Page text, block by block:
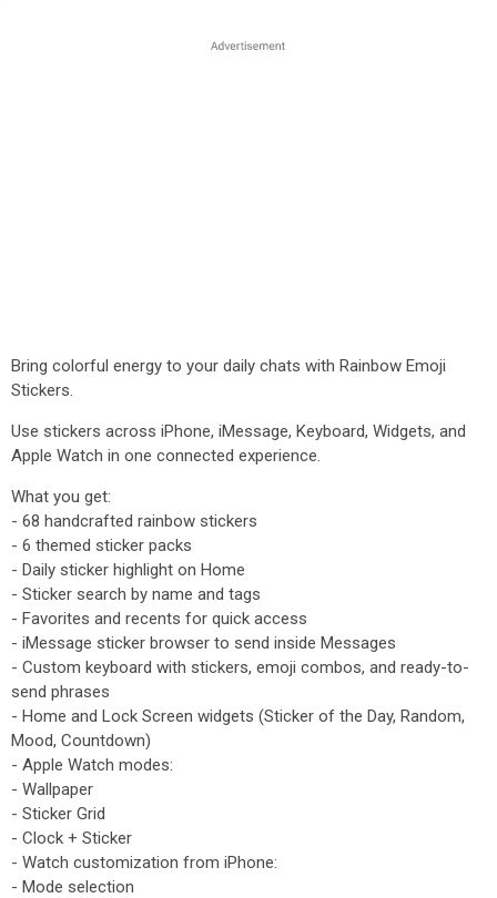
Bring colorful energy to your daily chats with Rainbow Emoji
Stickers.
Use stickers across iPhone, iMessage, Keyboard, Widgets, and
Apple Watch in one connected experience.
What you get:
- 68 handcrafted rainbow stickers
- 6 themed sticker packs
- Daily sticker highlight on Home
- Sticker search by name and tags
- Favorites and recents for quick access
- iMessage sticker browser to send inside Messages
- Custom keyboard with stickers, emoji combos, and ready-to-
send phrases
- Home and Lock Screen widgets (Sticker of the Day, Random,
Mood, Countdown)
- Apple Watch modes:
- Wallpaper
- Sticker Grid
- Clock + Sticker
- Watch customization from iPhone:
- Mode selection